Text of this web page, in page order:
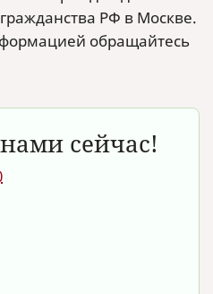
РФ в Москве.
обращайтесь
сейчас!